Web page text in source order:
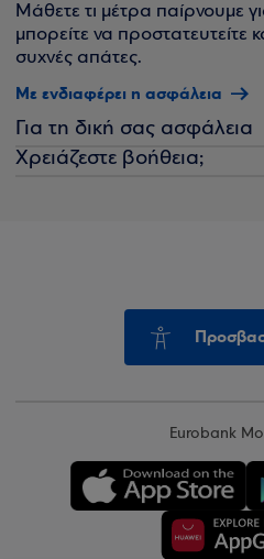
Μάθετε τι μέτρα παίρνουμε
μπορείτε να προστατευτείτε
συχνές απάτες.
Με ενδιαφέρει η ασφάλεια
Για τη δική σας ασφάλεια
Χρειάζεστε βοήθεια;
Eurobank